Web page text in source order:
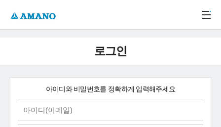
로그인
아이디와 비밀번호를 정확하게 입력해주세요